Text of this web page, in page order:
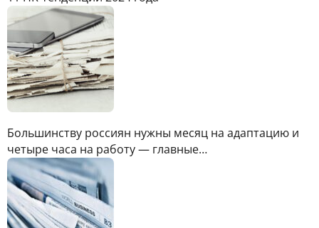
Большинству россиян нужны месяц на адаптацию и
четыре часа на работу — главные…